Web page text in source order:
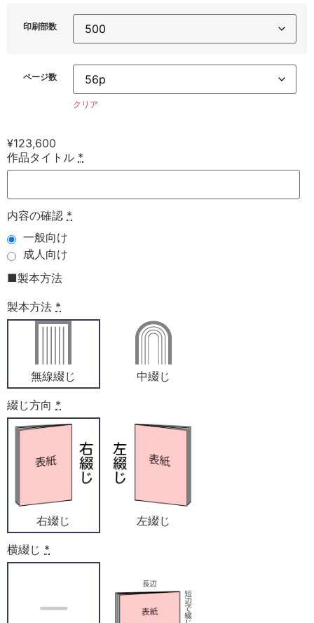
印刷部数
ページ数
クリア
¥123,600
作品タイトル *
内容の確認 *
一般向け
成人向け
■製本方法
製本方法 *
無線綴じ 中綴じ
綴じ方向 *
右綴じ 左綴じ
横綴じ *